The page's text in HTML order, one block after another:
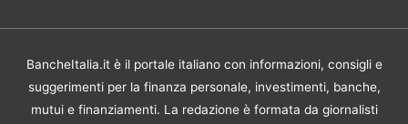
BancheItalia.it è il portale italiano con informazioni, consigli e
suggerimenti per la finanza personale, investimenti, banche,
mutui e finanziamenti. La redazione è formata da giornalisti